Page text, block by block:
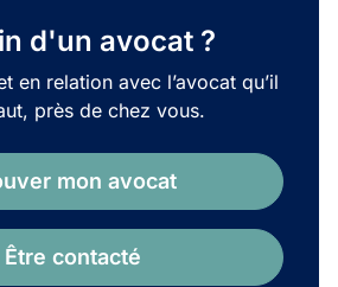
d'un avocat ?
en relation avec l’avocat qu’il
près de chez vous.
mon avocat
Être contacté